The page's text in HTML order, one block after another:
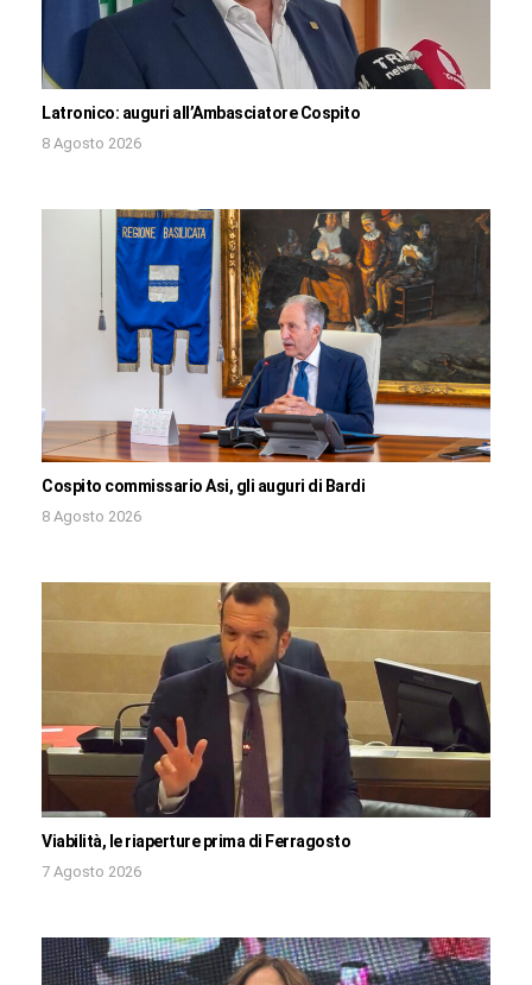
Latronico: auguri all’Ambasciatore Cospito
8 Agosto 2026
Cospito commissario Asi, gli auguri di Bardi
8 Agosto 2026
Viabilità, le riaperture prima di Ferragosto
7 Agosto 2026